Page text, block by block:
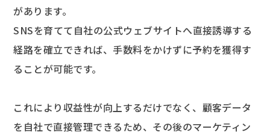
があります。
SNSを育てて自社の公式ウェブサイトへ直接誘導する
経路を確立できれば、手数料をかけずに予約を獲得す
ることが可能です。
これにより収益性が向上するだけでなく、顧客データ
を自社で直接管理できるため、その後のマーケティン